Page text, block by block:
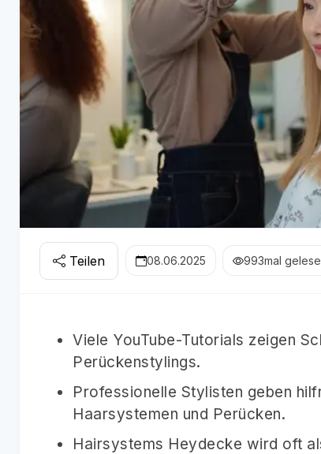
Teilen 08.06.2025 993mal
Viele YouTube-Tutorials zeigen
Perückenstylings.
Professionelle Stylisten geben
Haarsystemen und Perücken.
Hairsystems Heydecke wird oft